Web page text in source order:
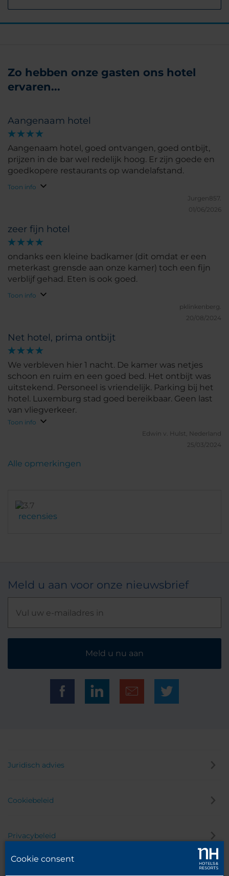
Zo hebben onze gasten ons hotel
ervaren...
Aangenaam hotel
Aangenaam hotel, goed ontvangen, goed ontbijt,
prijzen in de bar wel redelijk hoog. Er zijn goede en
goedkopere restaurants op wandelafstand.
Toon info
Jurgen857.
01/06/2026
zeer fijn hotel
ondanks een kleine badkamer (dit omdat er een
meterkast grensde aan onze kamer) toch een fijn
verblijf gehad. Eten is ook goed.
Toon info
pklinkenberg.
20/08/2024
Net hotel, prima ontbijt
We verbleven hier 1 nacht. De kamer was netjes
schoon en ruim en een goed bed. Het ontbijt was
uitstekend. Personeel is vriendelijk. Parking bij het
hotel. Luxemburg stad goed bereikbaar. Geen last
van vliegverkeer.
Toon info
Edwin v. Hulst, Nederland
25/03/2024
recensies
Alle opmerkingen
Meld u aan voor onze nieuwsbrief
Meld u nu aan
Juridisch advies
Cookiebeleid
Privacybeleid
Cookie consent